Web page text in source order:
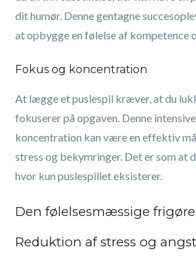
dit humør. Denne gentagne
at opbygge en følelse af kompetence
Fokus og koncentration
At lægge et puslespil kræver, at du
fokuserer på opgaven. Denne
koncentration kan være en effektiv
stress og bekymringer. Det er som at
hvor kun puslespillet eksisterer.
Den følelsesmæssige
Reduktion af stress og angst